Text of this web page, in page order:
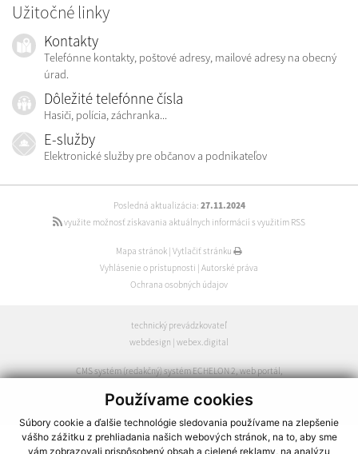
Používame cookies
Súbory cookie a ďalšie technológie sledovania používame na zlepšenie
vášho zážitku z prehliadania našich webových stránok, na to, aby sme
vám zobrazovali prispôsobený obsah a cielené reklamy, na analýzu
Užitočné linky
Kontakty
Telefónne kontakty, poštové adresy, mailové adresy na obecný
úrad.
Dôležité telefónne čísla
Hasiči, polícia, záchranka...
E-služby
Elektronické služby pre občanov a podnikateľov
Posledná aktualizácia: 27.11.2024
využite možnosť získavania aktuálnych informácií s využitím RSS
Mapa stránok | Vytlačiť stránku
Vyhlásenie o prístupnosti | Autorské práva
Ochrana osobných údajov
technický prevádzkovateľ
webdesign | webex.digital
CMS systém (redakčný) systém ECHELON 2,web portál,
spoločnosť webex.digital